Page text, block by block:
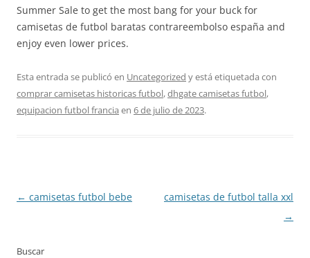
Summer Sale to get the most bang for your buck for
camisetas de futbol baratas contrareembolso españa and
enjoy even lower prices.
Esta entrada se publicó en Uncategorized y está etiquetada con
comprar camisetas historicas futbol,dhgate camisetas futbol,
equipacion futbol francia en 6 de julio de 2023.
Navegación
← camisetas futbol bebe
camisetas de futbol talla xxl
→
Buscar